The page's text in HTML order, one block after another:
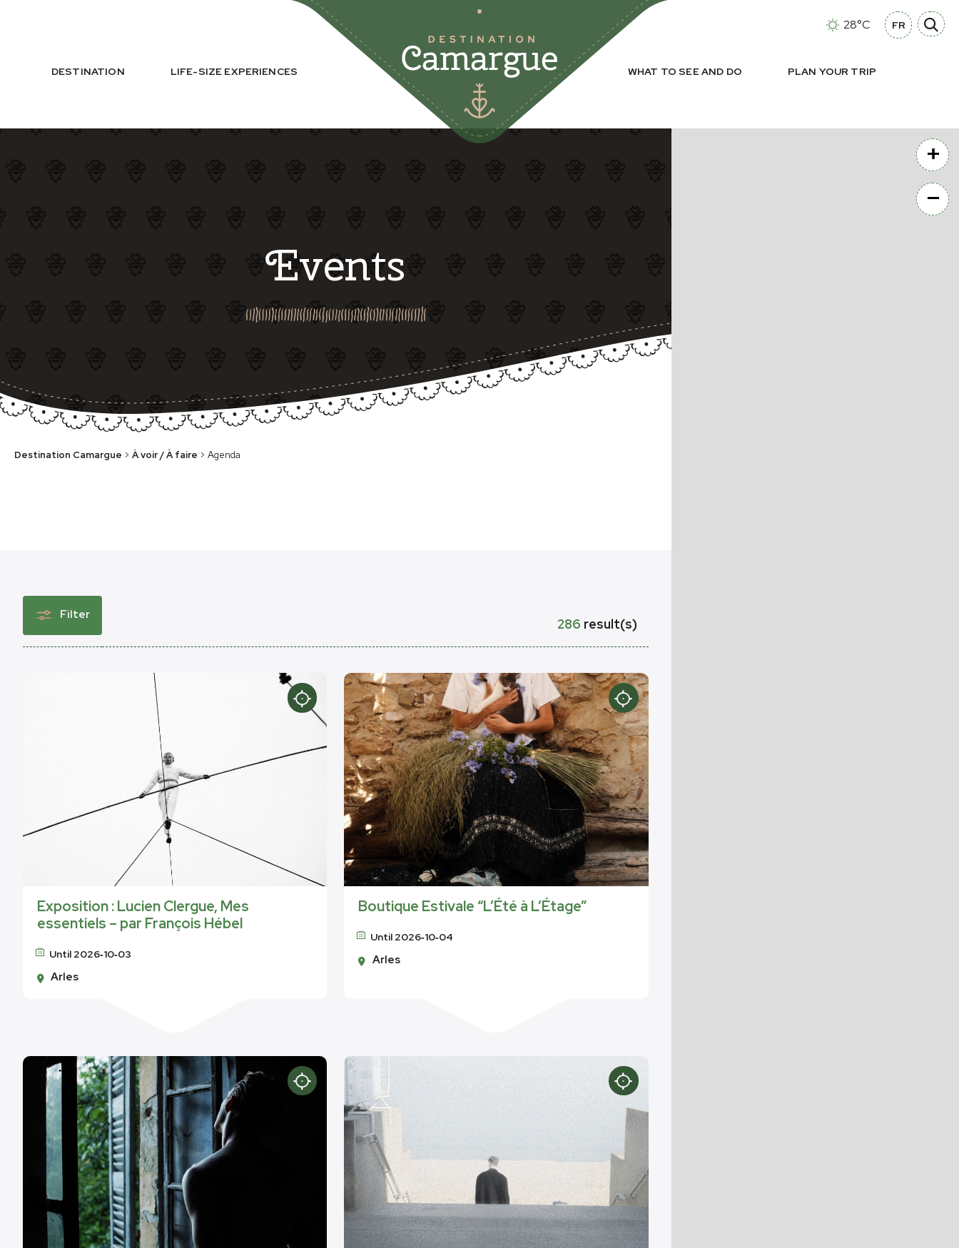
28°C FR
DESTINATION LIFE-SIZE EXPERIENCES WHAT TO SEE AND DO PLAN YOUR TRIP
Events
Destination Camargue > À voir / À faire > Agenda
Filter
286 result(s)
Exposition : Lucien Clergue, Mes
essentiels – par François Hébel
Until 2026‑10‑03
Arles
Boutique Estivale “L’Été à L’Étage”
Until 2026‑10‑04
Arles
+
−